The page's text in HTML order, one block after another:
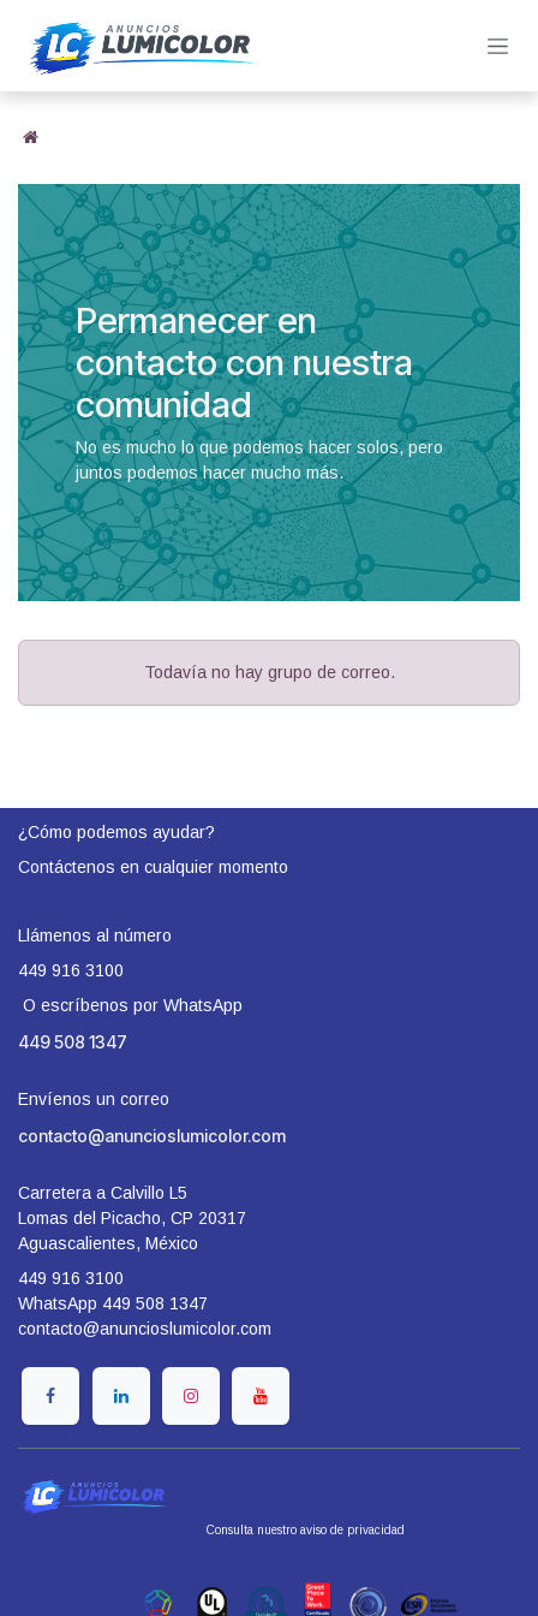
Permanecer en
contacto con nuestra
comunidad
No es mucho lo que podemos hacer solos, pero
juntos podemos hacer mucho más.
Todavía no hay grupo de correo.
¿Cómo podemos ayudar?
Contáctenos en cualquier momento
Llámenos al número
449 916 3100
O escríbenos por WhatsApp
449 508 1347​
Envíenos un correo
contacto@anuncioslumicolor.com
Carretera a Calvillo L5
Lomas del Picacho, CP 20317
Aguascalientes, México
449 916 3100
WhatsApp 449 508 1347
contacto@anuncioslumicolor.com
​Consulta nuestro aviso de privacidad